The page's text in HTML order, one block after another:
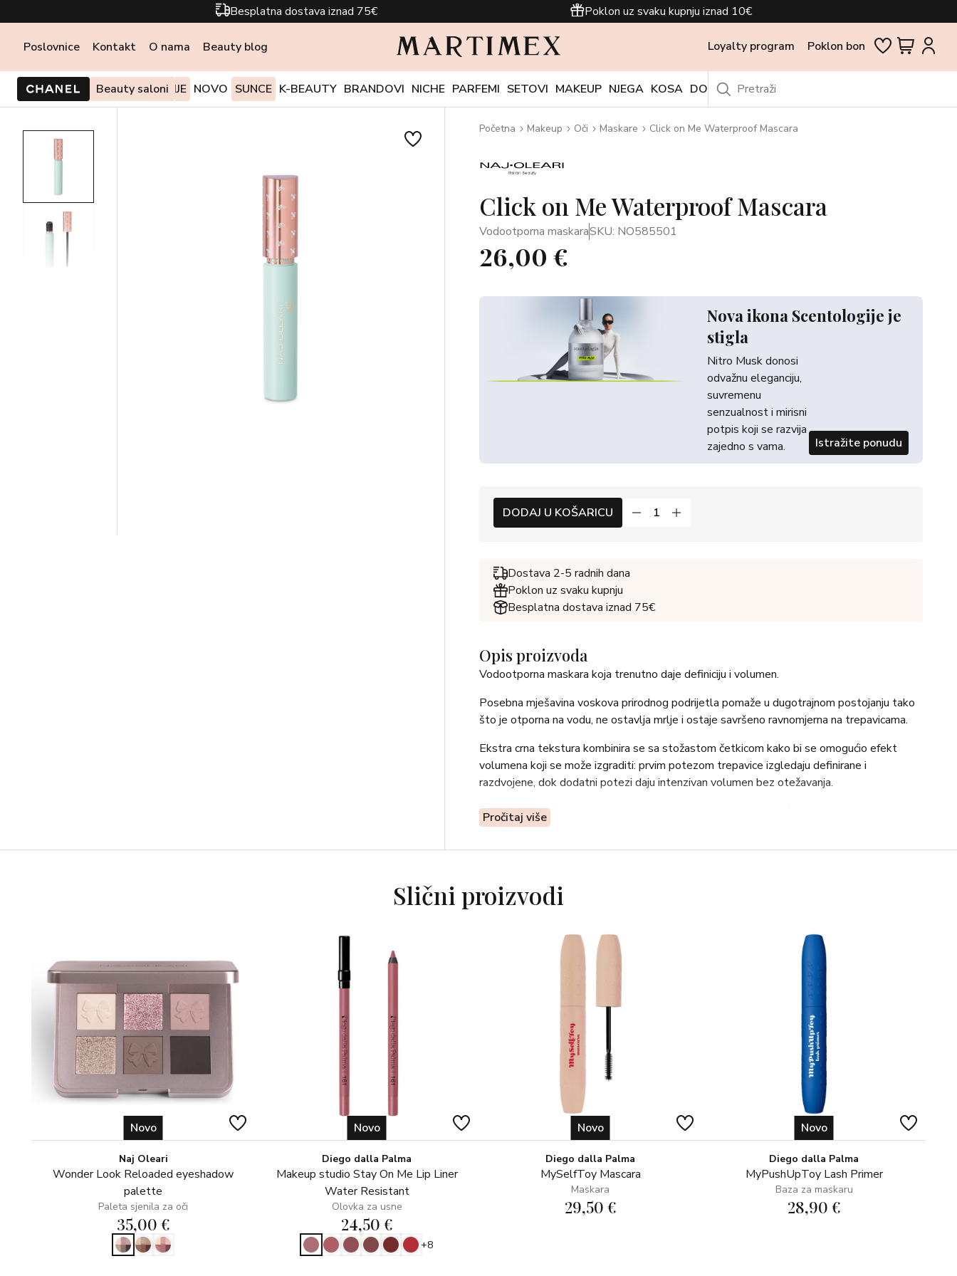
Besplatna dostava iznad 75€ Poklon uz svaku kupnju iznad 10€
Poslovnice Kontakt O nama Beauty blog Loyalty program Poklon bon
Beauty saloni
PONUDE I AKCIJE NOVO SUNCE K-BEAUTY BRANDOVI NICHE PARFEMI SETOVI MAKEUP NJEGA KOSA DODACI OUTLET
Početna Makeup Oči Maskare Click on Me Waterproof Mascara
Click on Me Waterproof Mascara
Vodootporna maskaraSKU: NO585501
26,00 €
Nova ikona Scentologije je
stigla
Nitro Musk donosi
odvažnu eleganciju,
suvremenu
senzualnost i mirisni
potpis koji se razvija
zajedno s vama.
Istražite ponudu
DODAJ U KOŠARICU
Dostava 2-5 radnih dana
Poklon uz svaku kupnju
Besplatna dostava iznad 75€
Opis proizvoda
Vodootporna maskara koja trenutno daje definiciju i volumen.
Posebna mješavina voskova prirodnog podrijetla pomaže u dugotrajnom postojanju tako
što je otporna na vodu, ne ostavlja mrlje i ostaje savršeno ravnomjerna na trepavicama.
Ekstra crna tekstura kombinira se sa stožastom četkicom kako bi se omogućio efekt
volumena koji se može izgraditi: prvim potezom trepavice izgledaju definirane i
razdvojene, dok dodatni potezi daju intenzivan volumen bez otežavanja.
Gornji dio aplikatora nudi super preciznost za dosezanje najkraćih trepavica u kutu oka.
✓ nova tehnika: patentirani “klik” sustav omogućuje vam otvaranje i zatvaranje pakiranja
✓ jednostavno “klik”, pritiskom prsta prema dolje bez okretanja ili uvijanja;
✓ ergonomska čep koji odgovara obliku prsta,
✓ sigurno i učinkovito zatvaranje.
Oftamološki testirano
Pročitaj više
Slični proizvodi
Novo
Naj Oleari
Wonder Look Reloaded eyeshadow
palette
Paleta sjenila za oči
35,00 €
Novo
Diego dalla Palma
Makeup studio Stay On Me Lip Liner
Water Resistant
Olovka za usne
24,50 €
+8
Novo
Diego dalla Palma
MySelfToy Mascara
Maskara
29,50 €
Novo
Diego dalla Palma
MyPushUpToy Lash Primer
Baza za maskaru
28,90 €